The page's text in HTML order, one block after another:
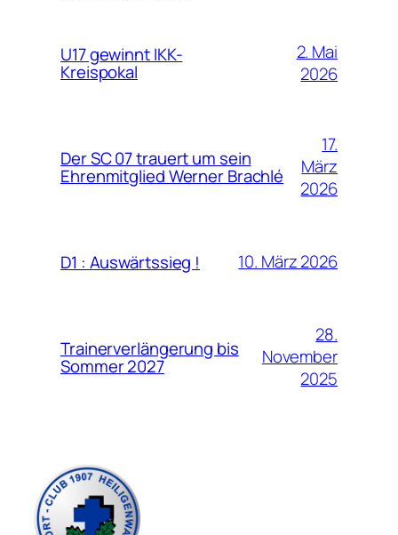
U17 gewinnt IKK-
Kreispokal
2. Mai
2026
Der SC 07 trauert um sein
Ehrenmitglied Werner Brachlé
17.
März
2026
D1 : Auswärtssieg ! 10. März 2026
Trainerverlängerung bis
Sommer 2027
28.
November
2025